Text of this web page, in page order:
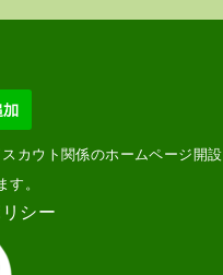
カウト関係のホームページ開設
。
シー